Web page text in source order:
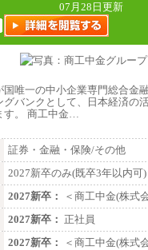
（３）
月給：190,000円～
想定年収：340万円～610万円
年収例：
・460万円/28歳・月給26万円
（４）
月給：201,000円～
想定年収：360万円～680万円
・520万円/32歳・月給29万円
年収例は賞与含む、残業代・
※キャリアや能力等を考慮の
定します
※残業手当：別途支給
※固定給に固定残業代含まず
※試用期間中も給与に変更な
07月28日更新
国唯一の中小企業専門総合金
グバンクとして、日本経済の
す。 商工中金…
証券・金融・保険/その他
2027新卒のみ(既卒3年以内可)
2027新卒：
＜商工中金(株式
2027新卒： 正社員
2027新卒：
＜商工中金(株式